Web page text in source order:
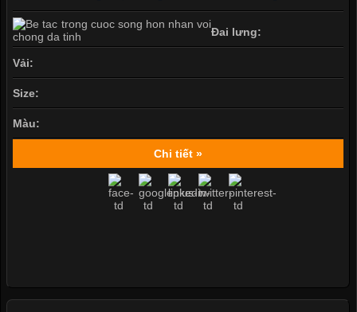
Đai lưng:
Vải:
Size:
Màu:
Chi tiết »